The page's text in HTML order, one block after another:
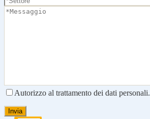
Autorizzo al trattamento dei dati personali.